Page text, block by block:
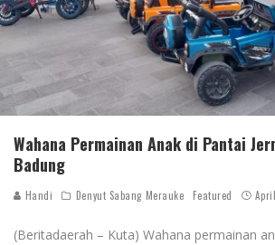
Wahana Permainan Anak di Pantai
Badung
Handi Denyut Sabang Merauke Featured
(Beritadaerah – Kuta) Wahana permainan